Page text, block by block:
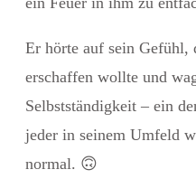
Er hörte auf sein Gefühl,
erschaffen wollte und
Selbstständigkeit – ein
jeder in seinem Umfeld
normal. 🙃